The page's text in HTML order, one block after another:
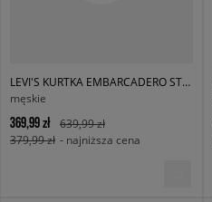
LEVI'S KURTKA EMBARCADERO STATION JKT DARK INDIGO - FLAT FIN
męskie
369,99 zł
639,99 zł
379,99 zł - najniższa cena